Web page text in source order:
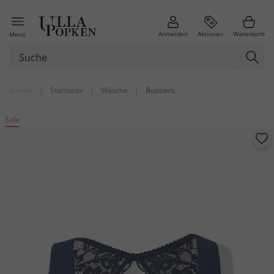
Menü Anmelden Aktionen Warenkorb
| Startseite | Wäsche | Bustiers
Sale